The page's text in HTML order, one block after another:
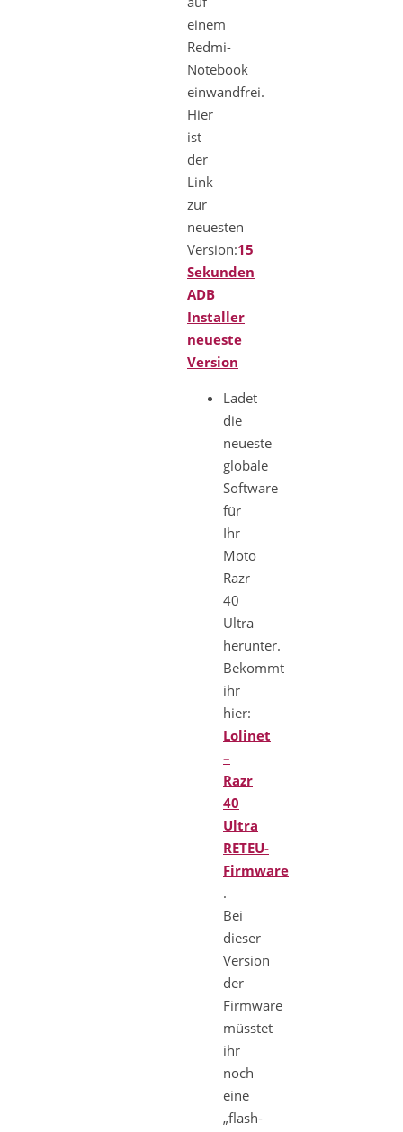
einem
Redmi-
Notebook
einwandfrei.
Hier
ist
der
Link
zur
neuesten
Version:15
Sekunden
ADB
Installer
neueste
Version
Ladet
die
neueste
globale
Software
für
Ihr
Moto
Razr
40
Ultra
herunter.
Bekommt
ihr
hier:
Lolinet
–
Razr
40
Ultra
RETEU-
Firmware
.
Bei
dieser
Version
der
Firmware
müsstet
ihr
noch
eine
„flash-